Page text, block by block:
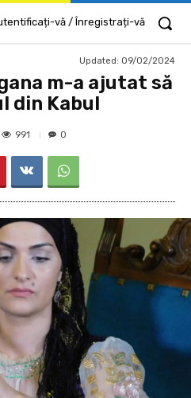
vă / Înregistrați-vă
Updated: 09/02/2024
m-a ajutat să
din Kabul
991 0